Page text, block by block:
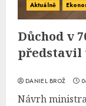
Aktuálně
Důchod v
představil
DANIEL BROŽ
Návrh